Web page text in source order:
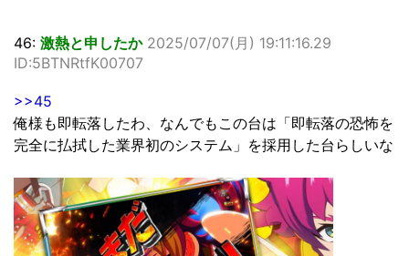
46: 激熱と申したか 2025/07/07(月) 19:11:16.29
ID:5BTNRtfK00707
>>45
俺様も即転落したわ、なんでもこの台は「即転落の恐怖を
完全に払拭した業界初のシステム」を採用した台らしいな